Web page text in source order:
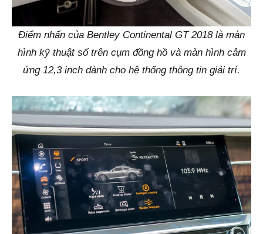
Điểm nhấn của Bentley Continental GT 2018 là màn
hình kỹ thuật số trên cụm đồng hồ và màn hình cảm
ứng 12,3 inch dành cho hệ thống thông tin giải trí.